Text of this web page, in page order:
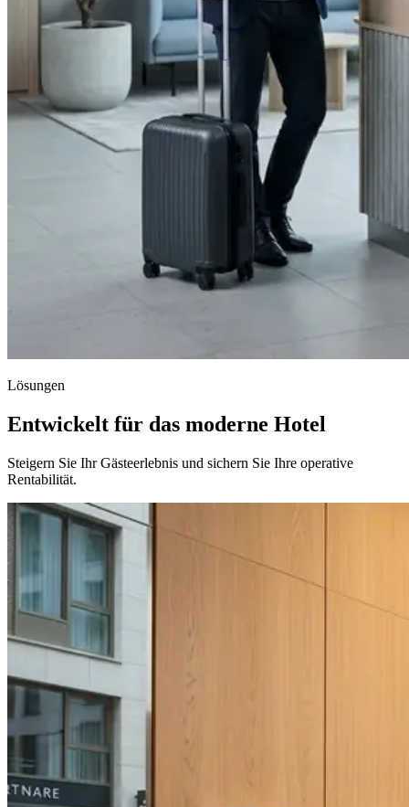
Lösungen
Entwickelt für das moderne Hotel
Steigern Sie Ihr Gästeerlebnis und sichern Sie Ihre operative
Rentabilität.